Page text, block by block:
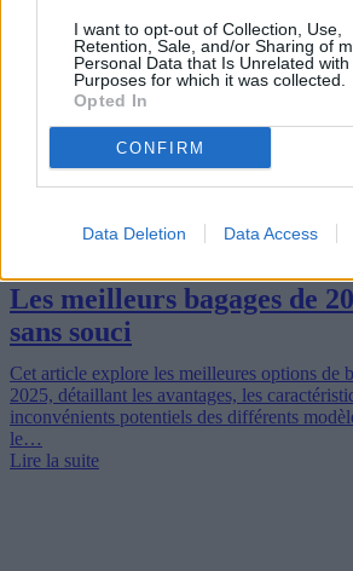
I want to opt-out of Collection, Use,
Retention, Sale, and/or Sharing of
Personal Data that Is Unrelated
Purposes for which it was collected.
Opted In
CONFIRM
Data Deletion Data Access
Les meilleurs bagages de
sans souci
Cet article explore les meilleures options de
2025, détaillant les avantages, les
inconvénients potentiels des différents
le…
Lire la suite